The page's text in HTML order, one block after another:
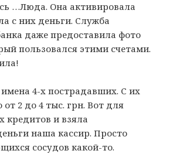
…Люда. Она активировала
с них деньги. Служба
даже предоставила фото
пользовался этими счетами.
4-х пострадавших. С их
от 2 до 4 тыс. грн. Вот для
кредитов и взяла
наша кассир. Просто
сосудов какой-то.